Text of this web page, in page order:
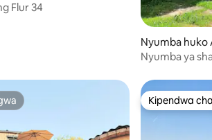
Flur 34
Nyumba
Nyumba ya
Kipendwa
Kipendwa